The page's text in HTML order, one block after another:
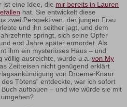
ist eine Idee, die mir bereits in Lauren
hat. Sie entwickelt diese
zwei Perspektiven: der jungen Frau
und ihn seither jagt, und dem
springt, sich seine Opfer
erst Jahre später ermordet. Als
ihm ein mysteriöses Haus – und
völlig ausreichte, wurde u.a. von My
Zeitreisen nicht genügend erklärt
von DroemerKnaur
Tötens“ entdeckte, war ich sofort
aufbauen – und wie würde sie mit